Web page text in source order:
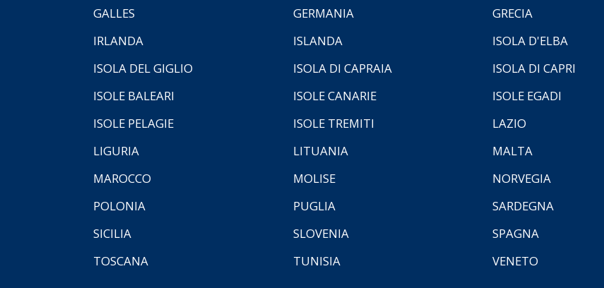
GALLES
GERMANIA GRECIA
IRLANDA
ISLANDA ISOLA D'ELBA
ISOLA DEL GIGLIO
ISOLA DI CAPRAIA ISOLA DI CAPRI
ISOLE BALEARI
ISOLE CANARIE ISOLE EGADI
ISOLE PELAGIE
ISOLE TREMITI LAZIO
LIGURIA
LITUANIA MALTA
MAROCCO
MOLISE NORVEGIA
POLONIA
PUGLIA SARDEGNA
SICILIA
SLOVENIA SPAGNA
TOSCANA
TUNISIA VENETO